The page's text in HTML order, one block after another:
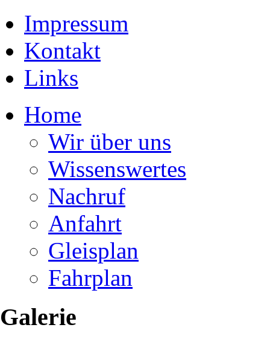
Impressum
Kontakt
Links
Home
Wir über uns
Wissenswertes
Nachruf
Anfahrt
Gleisplan
Fahrplan
Galerie